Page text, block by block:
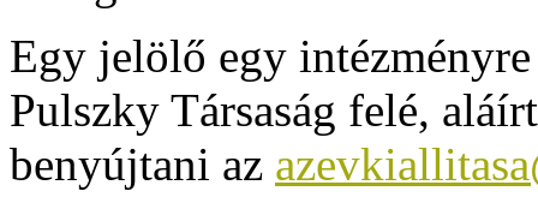
Egy jelölő egy
Pulszky Társaság felé,
benyújtani az